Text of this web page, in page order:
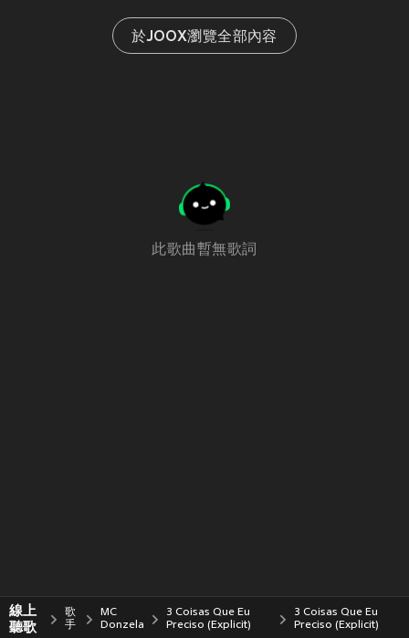
於JOOX瀏覽全部內容
此歌曲暫無歌詞
線上
聽歌
歌
手
MC
Donzela
3 Coisas Que Eu
Preciso (Explicit)
3 Coisas Que Eu
Preciso (Explicit)